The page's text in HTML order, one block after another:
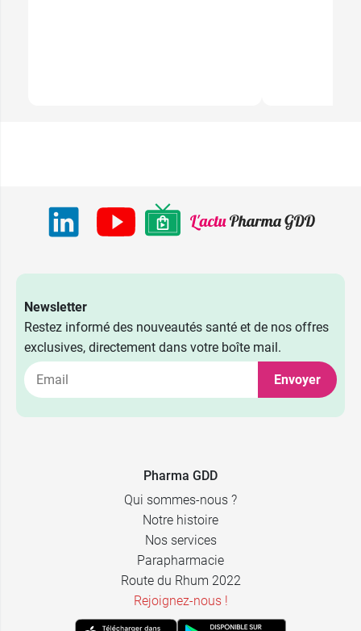
Newsletter
Restez informé des nouveautés santé et de nos offres
exclusives, directement dans votre boîte mail.
Envoyer
Pharma GDD
Qui sommes-nous ?
Notre histoire
Nos services
Parapharmacie
Route du Rhum 2022
Rejoignez-nous !